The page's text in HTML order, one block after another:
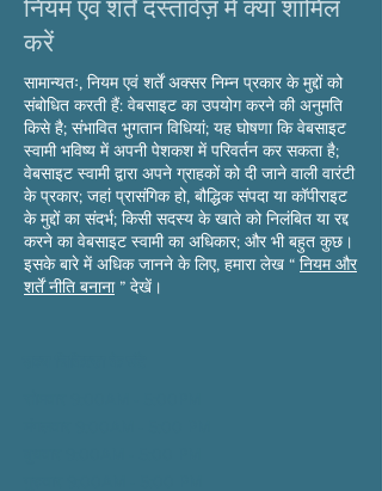
नियम एवं शर्तें दस्तावेज़ में क्या शामिल
करें
सामान्यतः, नियम एवं शर्तें अक्सर निम्न प्रकार के मुद्दों को
संबोधित करती हैं: वेबसाइट का उपयोग करने की अनुमति
किसे है; संभावित भुगतान विधियां; यह घोषणा कि वेबसाइट
स्वामी भविष्य में अपनी पेशकश में परिवर्तन कर सकता है;
वेबसाइट स्वामी द्वारा अपने ग्राहकों को दी जाने वाली वारंटी
के प्रकार; जहां प्रासंगिक हो, बौद्धिक संपदा या कॉपीराइट
के मुद्दों का संदर्भ; किसी सदस्य के खाते को निलंबित या रद्द
करने का वेबसाइट स्वामी का अधिकार; और भी बहुत कुछ।
इसके बारे में अधिक जानने के लिए, हमारा लेख “ नियम और
शर्तें नीति बनाना” देखें।